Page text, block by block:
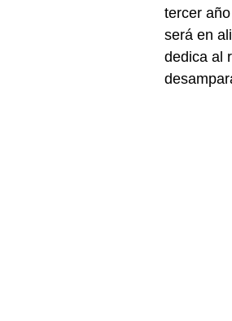
tercer
será en
dedica al